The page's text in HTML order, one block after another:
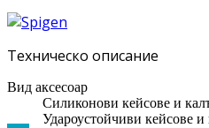
Техническо описание
Вид аксесоар
Силиконови кейсове и
Удароустойчиви кейсове и